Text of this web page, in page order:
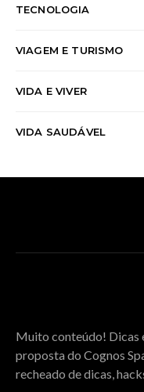
TECNOLOGIA
VIAGEM E TURISMO
VIDA E VIVER
VIDA SAUDÁVEL
Muito conteúdo! Dicas
proposta do Cognos
recheado de dicas,